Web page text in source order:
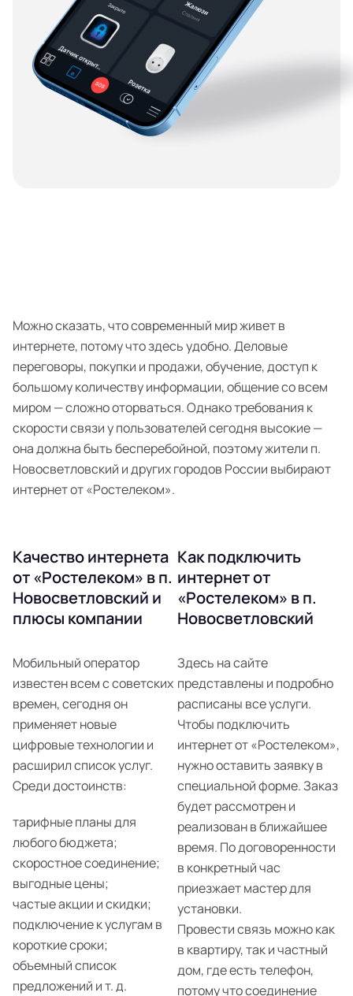
рассрочку — от 299
Можно сказать, что современный мир живет в
интернете, потому что здесь удобно. Деловые
переговоры, покупки и продажи, обучение, доступ к
большому количеству информации, общение со всем
миром — сложно оторваться. Однако требования к
скорости связи у пользователей сегодня высокие —
она должна быть бесперебойной, поэтому жители п.
Новосветловский и других городов России выбирают
интернет от «Ростелеком».
Качество интернета
от «Ростелеком» в п.
Новосветловский и
плюсы компании
Мобильный оператор
известен всем с советских
времен, сегодня он
применяет новые
цифровые технологии и
расширил список услуг.
Среди достоинств:
тарифные планы для
любого бюджета;
скоростное соединение;
выгодные цены;
частые акции и скидки;
подключение к услугам в
короткие сроки;
объемный список
предложений и т. д.
Как подключить
интернет от
«Ростелеком» в п.
Новосветловский
Здесь на сайте
представлены и подробно
расписаны все услуги.
Чтобы подключить
интернет от «Ростелеком»,
нужно оставить заявку в
специальной форме. Заказ
будет рассмотрен и
реализован в ближайшее
время. По договоренности
в конкретный час
приезжает мастер для
установки.
Провести связь можно как
в квартиру, так и частный
дом, где есть телефон,
потому что соединение